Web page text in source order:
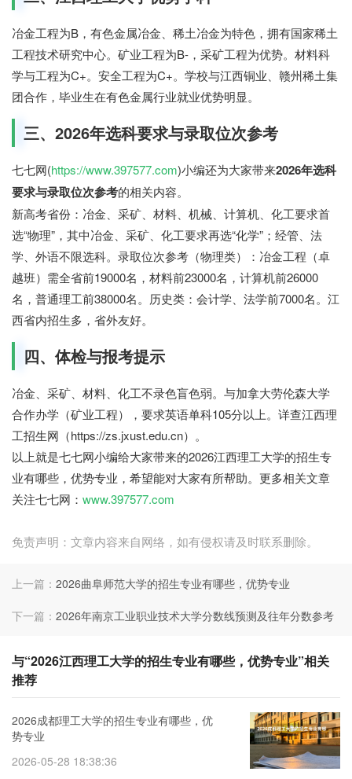
冶金工程为B，有色金属冶金、稀土冶金为特色，拥有国家稀土
工程技术研究中心。矿业工程为B-，采矿工程为优势。材料科
学与工程为C+。安全工程为C+。学校与江西铜业、赣州稀土集
团合作，毕业生在有色金属行业就业优势明显。
三、2026年选科要求与录取位次参考
七七网(https://www.397577.com)小编还为大家带来2026年选科
要求与录取位次参考的相关内容。
新高考省份：冶金、采矿、材料、机械、计算机、化工要求首
选“物理”，其中冶金、采矿、化工要求再选“化学”；经管、法
学、外语不限选科。录取位次参考（物理类）：冶金工程（卓
越班）需全省前19000名，材料前23000名，计算机前26000
名，普通理工前38000名。历史类：会计学、法学前7000名。江
西省内招生多，省外友好。
四、体检与报考提示
冶金、采矿、材料、化工不录色盲色弱。与加拿大劳伦森大学
合作办学（矿业工程），要求英语单科105分以上。详查江西理
工招生网（https://zs.jxust.edu.cn）。
以上就是七七网小编给大家带来的2026江西理工大学的招生专
业有哪些，优势专业，希望能对大家有所帮助。更多相关文章
关注七七网： www.397577.com
免责声明：文章内容来自网络，如有侵权请及时联系删除。
上一篇： 2026曲阜师范大学的招生专业有哪些，优势专业
下一篇： 2026年南京工业职业技术大学分数线预测及往年分数参考
与“2026江西理工大学的招生专业有哪些，优势专业”相关
推荐
2026成都理工大学的招生专业有哪些，优
势专业
2026-05-28 18:38:36